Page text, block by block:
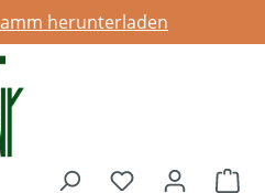
herunterladen
Du hast 0